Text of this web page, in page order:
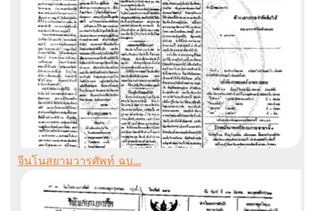
จีนโนสยามวารศัพท์ ฉบ...